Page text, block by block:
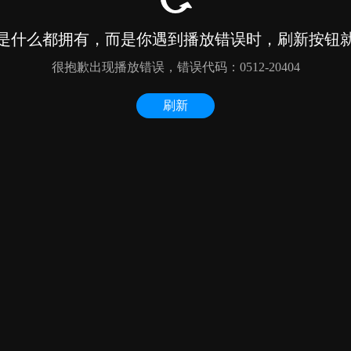
什么都拥有，而是你遇到播放错误时，刷新按钮
很抱歉出现播放错误，错误代码：0512-20404
刷新